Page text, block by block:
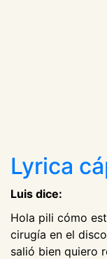
Lyrica
Luis dice:
Hola pili cómo
cirugía en el
salió bien quiero